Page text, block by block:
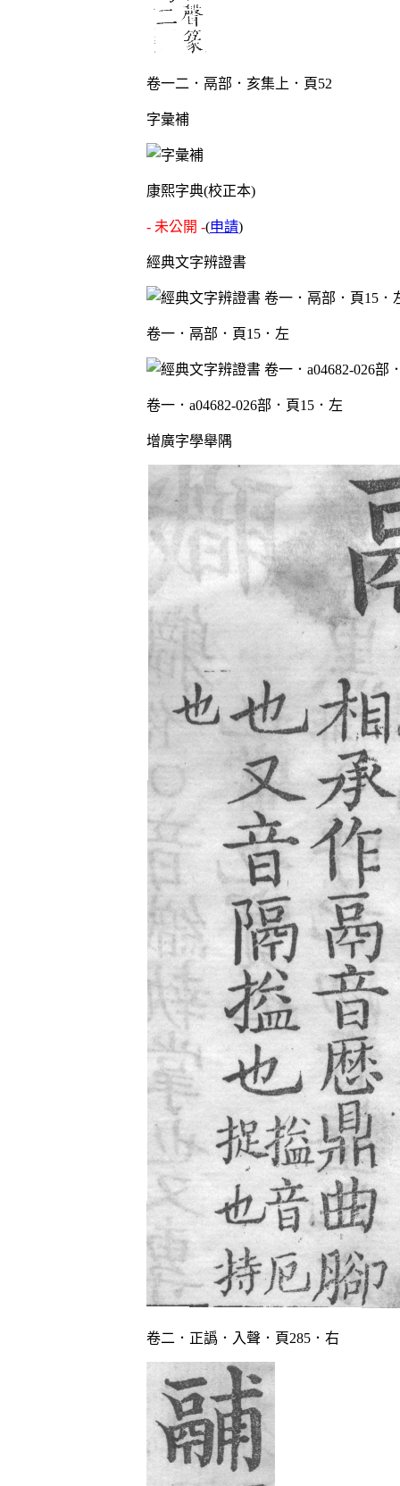
卷一二．鬲部．亥集上．頁52
字彙補
康熙字典(校正本)
- 未公開 -(申請)
經典文字辨證書
卷一．鬲部．頁15．左
卷一．a04682-026部．頁15．左
增廣字學舉隅
卷二．正譌．入聲．頁285．右